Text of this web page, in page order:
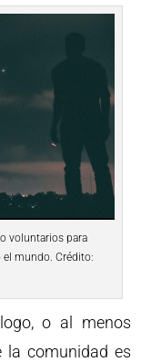
voluntarios para
mundo. Crédito:
o al menos
la comunidad es